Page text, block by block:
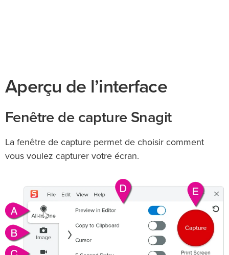
Aperçu de l’interface
Fenêtre de capture Snagit
La fenêtre de capture permet de choisir comment
vous voulez capturer votre écran.